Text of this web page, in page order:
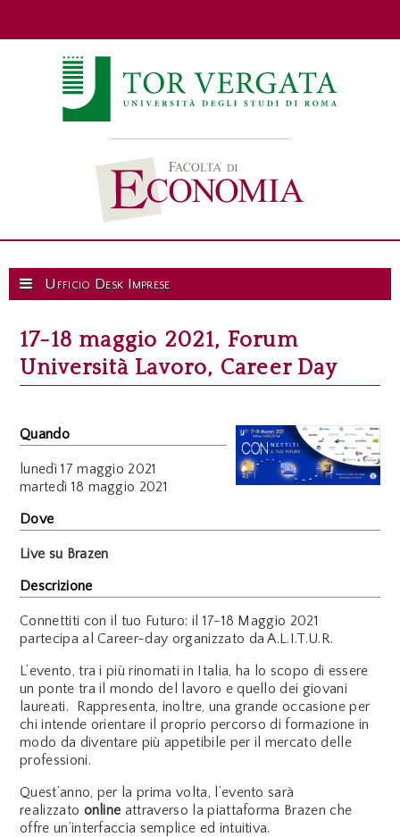
17-18 maggio 2021, Forum
Università Lavoro, Career Day
Quando
lunedì17 maggio 2021
martedì 18 maggio 2021
Dove
Live su Brazen
Descrizione
Connettiti con il tuo Futuro: il 17-18 Maggio 2021
partecipa al Career-day organizzato da A.L.I.T.U.R.
L’evento, tra i più rinomati in Italia, ha lo scopo di essere
un ponte tra il mondo del lavoro e quello dei giovani
laureati. Rappresenta, inoltre, una grande occasione per
chi intende orientare il proprio percorso di formazione in
modo da diventare più appetibile per il mercato delle
professioni.
Quest’anno, per la prima volta, l’evento sarà
realizzato online attraverso la piattaforma Brazen che
offre un’interfaccia semplice ed intuitiva.
Ufficio Desk Imprese